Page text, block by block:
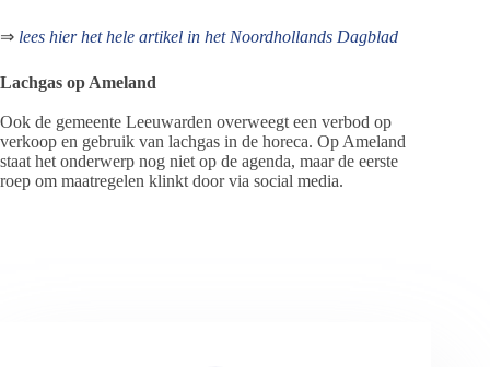
⇒ lees hier het hele artikel in het Noordhollands Dagblad
Lachgas op Ameland
Ook de gemeente Leeuwarden overweegt een verbod op
verkoop en gebruik van lachgas in de horeca. Op Ameland
staat het onderwerp nog niet op de agenda, maar de eerste
roep om maatregelen klinkt door via social media.